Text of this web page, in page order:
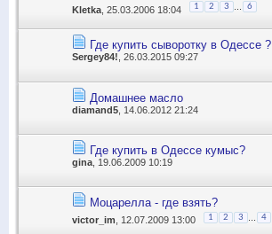
Kletka , 25.03.2006 18:04 1 2 3 6
Где купить сыворотку в Одессе ?
Sergey84! , 26.03.2015 09:27
Домашнее масло
diamand5 , 14.06.2012 21:24
Где купить в Одессе кумыс?
gina , 19.06.2009 10:19
Моцарелла - где взять?
victor_im , 12.07.2009 13:00 1 2 3 4